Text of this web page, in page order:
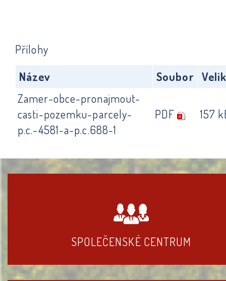
Přílohy
Název
Soubor
Zamer-obce-pronajmout-
casti-pozemku-parcely-
p.c.-4581-a-p.c.688-1
PDF 157
SPOLEČENSKÉ CENTRUM